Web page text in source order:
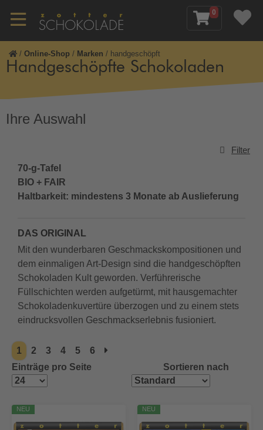
0
/ Online-Shop / Marken / handgeschöpft
Handgeschöpfte Schokoladen
70-g-Tafel
BIO + FAIR
Haltbarkeit: mindestens 3 Monate ab Auslieferung
DAS ORIGINAL
Mit den wunderbaren Geschmackskompositionen und
dem einmaligen Art-Design sind die handgeschöpften
Schokoladen Kult geworden. Verführerische
Füllschichten werden aufgetürmt, mit hausgemachter
Schokoladenkuvertüre überzogen und zu einem stets
eindrucksvollen Geschmackserlebnis fusioniert.
1 2 3 4 5
6
Einträge pro Seite
Sortieren nach
NEU NEU
Ihre Auswahl
Filter